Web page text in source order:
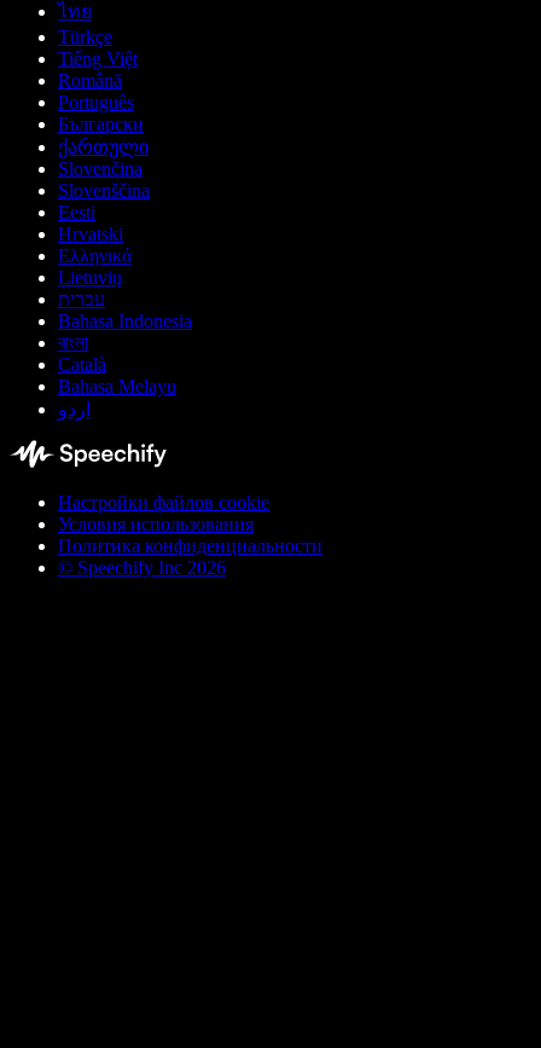
ไทย
Türkçe
Tiếng Việt
Română
Português
Български
ქართული
Slovenčina
Slovenščina
Eesti
Hrvatski
Ελληνικά
Lietuvių
עברית
Bahasa Indonesia
বাংলা
Català
Bahasa Melayu
اردو
Настройки файлов cookie
Условия использования
Политика конфиденциальности
© Speechify Inc 2026